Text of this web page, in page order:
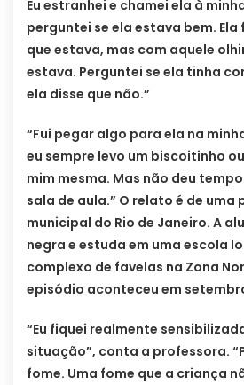
Eu estranhei e chamei ela à
perguntei se ela estava bem.
que estava, mas com aquele
estava. Perguntei se ela tinha
ela disse que não.”
“Fui pegar algo para ela na
eu sempre levo um biscoitinho
mim mesma. Mas não deu
sala de aula.” O relato é de uma
municipal do Rio de Janeiro. A
negra e estuda em uma escola
complexo de favelas na Zona
episódio aconteceu em
“Eu fiquei realmente
situação”, conta a professora.
fome. Uma fome que a criança